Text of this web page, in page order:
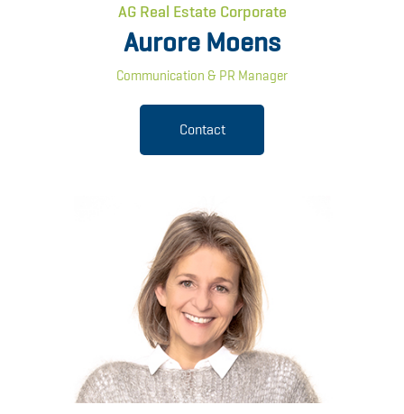
AG Real Estate Corporate
Aurore Moens
Communication & PR Manager
Contact